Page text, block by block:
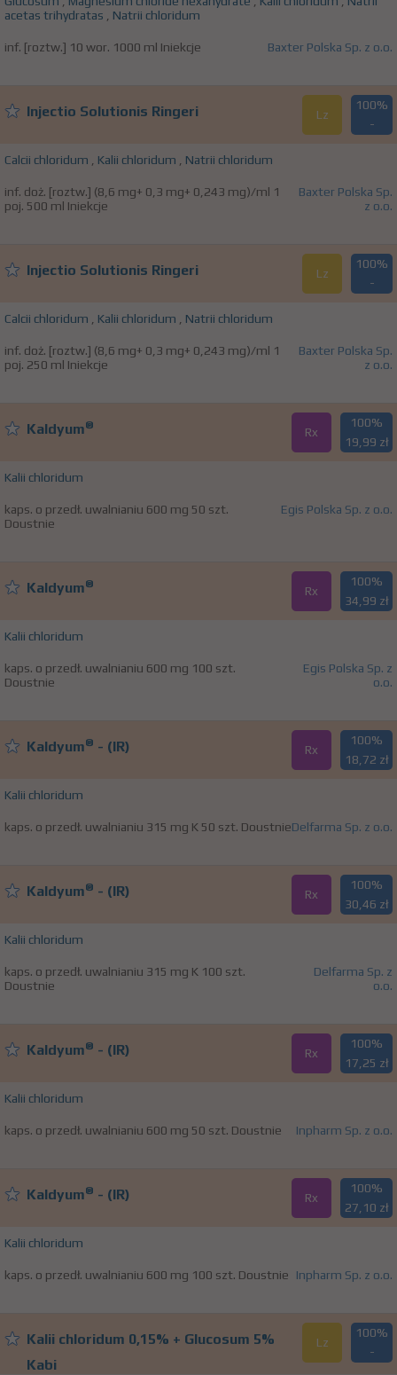
acetas trihydratas , Natrii chloridum
inf. [roztw.] 10 wor. 1000 ml Iniekcje Baxter Polska Sp. z o.o.
Injectio Solutionis Ringeri Lz
100%
-
Calcii chloridum , Kalii chloridum , Natrii chloridum
inf. doż. [roztw.] (8,6 mg+ 0,3 mg+ 0,243 mg)/ml 1
poj. 500 ml Iniekcje
Baxter Polska Sp.
z o.o.
Injectio Solutionis Ringeri Lz
100%
-
Calcii chloridum , Kalii chloridum , Natrii chloridum
inf. doż. [roztw.] (8,6 mg+ 0,3 mg+ 0,243 mg)/ml 1
poj. 250 ml Iniekcje
Baxter Polska Sp.
z o.o.
Kaldyum® Rx
100%
19,99 zł
Kalii chloridum
kaps. o przedł. uwalnianiu 600 mg 50 szt.
Doustnie
Egis Polska Sp. z o.o.
Kaldyum® Rx
100%
34,99 zł
Kalii chloridum
kaps. o przedł. uwalnianiu 600 mg 100 szt.
Doustnie
Egis Polska Sp. z
o.o.
Kaldyum® - (IR) Rx
100%
18,72 zł
Kalii chloridum
kaps. o przedł. uwalnianiu 315 mg K 50 szt. DoustnieDelfarma Sp. z o.o.
Kaldyum® - (IR) Rx
100%
30,46 zł
Kalii chloridum
kaps. o przedł. uwalnianiu 315 mg K 100 szt.
Doustnie
Delfarma Sp. z
o.o.
Kaldyum® - (IR) Rx
100%
17,25 zł
Kalii chloridum
kaps. o przedł. uwalnianiu 600 mg 50 szt. Doustnie Inpharm Sp. z o.o.
Kaldyum® - (IR) Rx
100%
27,10 zł
Kalii chloridum
kaps. o przedł. uwalnianiu 600 mg 100 szt. Doustnie Inpharm Sp. z o.o.
Kalii chloridum 0,15% + Glucosum 5%
Kabi
Lz
100%
-